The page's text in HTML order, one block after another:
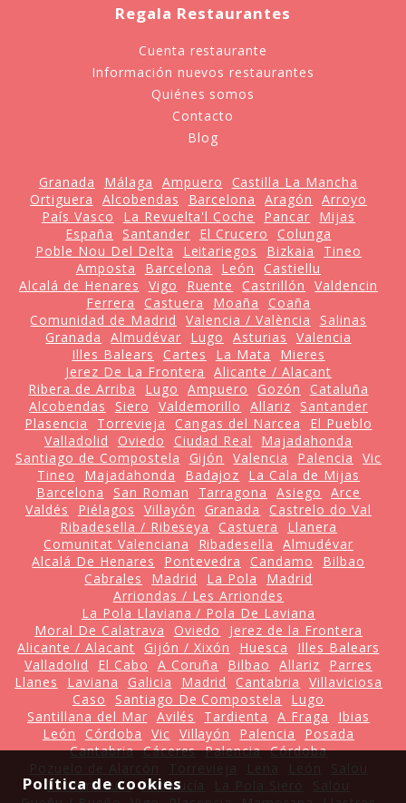
Regala Restaurantes
Cuenta restaurante
Información nuevos restaurantes
Quiénes somos
Contacto
Blog
Granada Málaga Ampuero
Castilla La Mancha
Ortiguera
Alcobendas Barcelona Aragón
Arroyo
País Vasco
La Revuelta'l Coche Pancar
Mijas
España
Santander El Crucero
Colunga
Poble Nou Del Delta
Leitariegos Bizkaia
Tineo
Amposta
Barcelona León
Castiellu
Alcalá de Henares
Vigo Ruente Castrillón
Valdencin
Ferrera
Castuera Moaña
Coaña
Comunidad de Madrid
Valencia / València
Salinas
Granada
Almudévar Lugo Asturias
Valencia
Illes Balears
Cartes La Mata
Mieres
Jerez De La Frontera
Alicante / Alacant
Ribera de Arriba
Lugo Ampuero Gozón
Cataluña
Alcobendas
Siero Valdemorillo Allariz
Santander
Plasencia
Torrevieja Cangas del Narcea
El Pueblo
Valladolid
Oviedo Ciudad Real
Majadahonda
Santiago de Compostela
Gijón Valencia Palencia
Vic
Tineo
Majadahonda Badajoz
La Cala de Mijas
Barcelona
San Roman Tarragona Asiego
Arce
Valdés
Piélagos Villayón Granada
Castrelo do Val
Ribadesella / Ribeseya
Castuera
Llanera
Comunitat Valenciana
Ribadesella
Almudévar
Alcalá De Henares
Pontevedra Candamo
Bilbao
Cabrales
Madrid La Pola
Madrid
Arriondas / Les Arriondes
La Pola Llaviana / Pola De Laviana
Moral De Calatrava
Oviedo
Jerez de la Frontera
Alicante / Alacant
Gijón / Xixón Huesca
Illes Balears
Valladolid
El Cabo A Coruña Bilbao Allariz
Parres
Llanes
Laviana Galicia Madrid Cantabria
Villaviciosa
Caso
Santiago De Compostela
Lugo
Santillana del Mar Avilés Tardienta A Fraga
Ibias
León
Córdoba Vic Villayón Palencia
Posada
Cantabria Cáceres Palencia Córdoba
Extremadura Andalucía
Política de cookies